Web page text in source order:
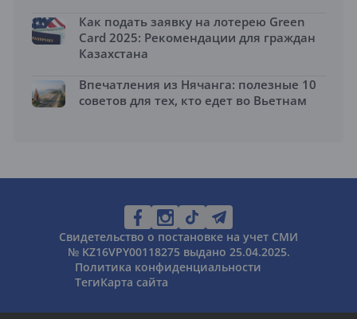
Как подать заявку на лотерею Green
Card 2025: Рекомендации для граждан
Казахстана
Впечатления из Нячанга: полезные 10
советов для тех, кто едет во Вьетнам
Свидетельство о постановке на учет СМИ
№ KZ16VPY00118275 выдано 25.04.2025.
Политика конфиденциальности
ТегиКарта сайта